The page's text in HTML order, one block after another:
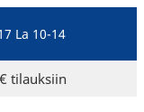
La 10-14
tilauksiin